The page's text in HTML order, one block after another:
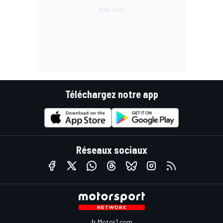
Téléchargez notre app
Réseaux sociaux